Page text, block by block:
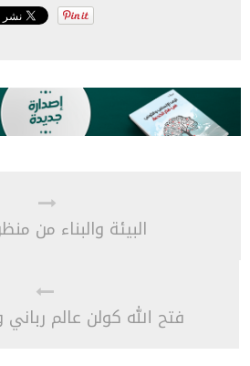
البيئة والبناء من
فتح الله كولن عالم رباني